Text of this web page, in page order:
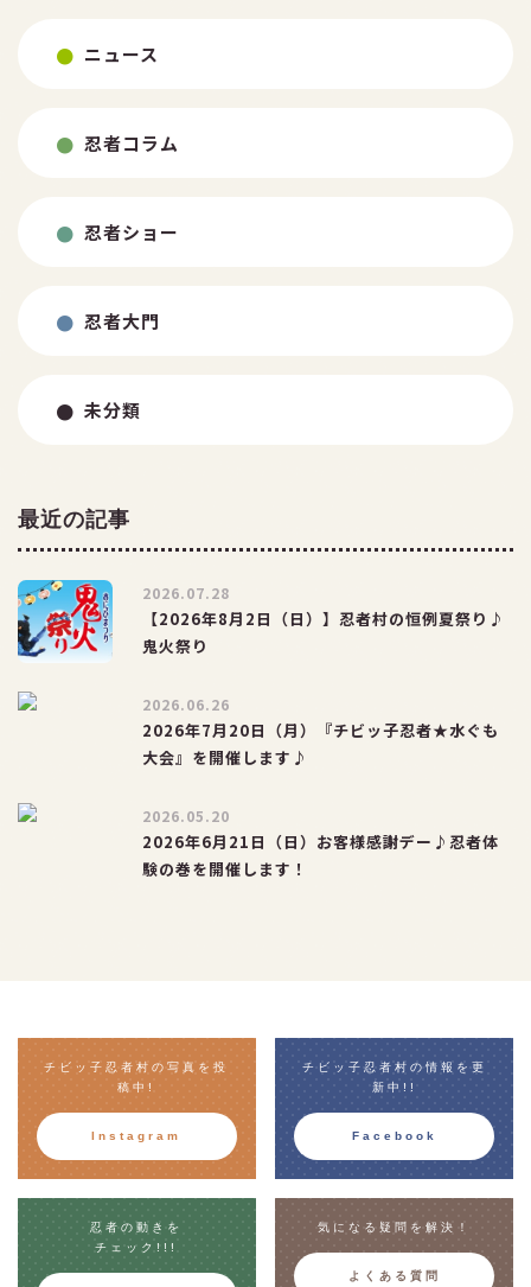
ニュース
忍者コラム
忍者ショー
忍者大門
未分類
最近の記事
2026.07.28
【2026年8月2日（日）】忍者村の恒例夏祭り♪
鬼火祭り
2026.06.26
2026年7月20日（月）『チビッ子忍者★水ぐも
大会』を開催します♪
2026.05.20
2026年6月21日（日）お客様感謝デー♪忍者体
験の巻を開催します！
チビッ子忍者村の写真を投
稿中!
Instagram
チビッ子忍者村の情報を更
新中!!
Facebook
忍者の動きを
チェック!!!
気になる疑問を解決！
よくある質問